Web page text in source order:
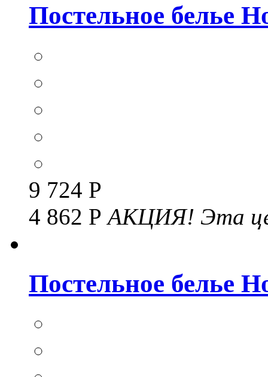
Постельное белье
9 724 Р
4 862 РАКЦИЯ! Эта
Постельное белье